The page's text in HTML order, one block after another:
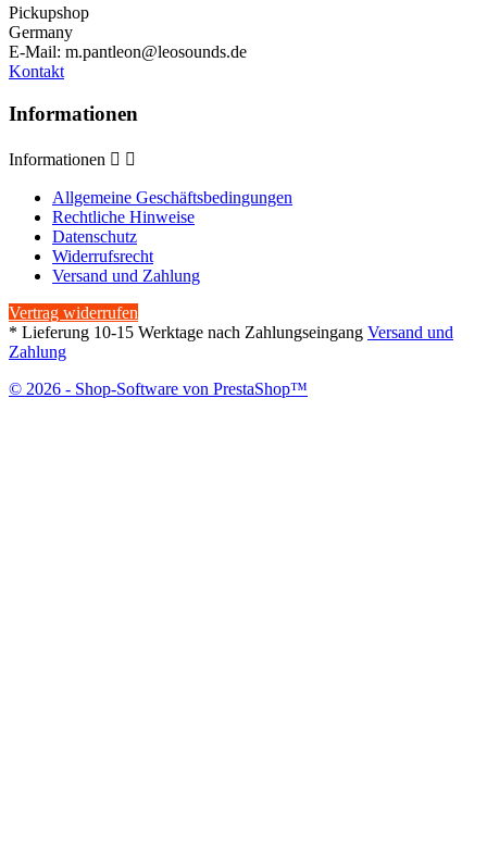
Pickupshop
Germany
E-Mail: m.pantleon@leosounds.de
Kontakt
Informationen
Informationen  
Allgemeine Geschäftsbedingungen
Rechtliche Hinweise
Datenschutz
Widerrufsrecht
Versand und Zahlung
Vertrag widerrufen
* Lieferung 10-15 Werktage nach Zahlungseingang Versand und
Zahlung
© 2026 - Shop-Software von PrestaShop™